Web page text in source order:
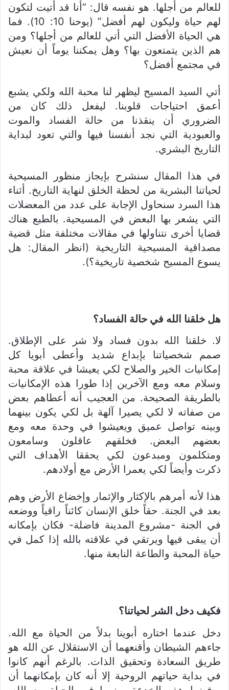
للعالم من أجلها. هو نفسه قال: “أنا قد أتيت لتكون
لهم حياة وليكون لهم أفضل” (يوحنا 10: 10). فما
هي الحياة الأفضل التي أتي للعالم من أجلها؟ ومن
هم الذين يتمتعون بها؟ وهل يمكننا يوماً أن نعيش
في مجتمع أفضل؟
أتي السيد المسيح ليظهر لنا محبة الله ولكي يشبع
أعمق احتياجات قلوبنا. ليفعل ذلك كان من
الضروري أن ينقذنا من حالة الفساد والموت
والعبودية التي نجد أنفسنا فيها والتي تعود لبداية
التاريخ البشري.
في هذا المقال سنشرح بإيجاز منظور المسيحية
لحياتنا البشرية من لحظة الخلق لنهاية التاريخ. أثناء
هذا السرد سنحاول الإجابة على عدد من المعضلات
التي يشعر بها البعض في المسيحية. بالطبع هناك
قضايا أخرى نتناولها في مقالات مختلفة مثل قضية
مصداقية المسيحية التاريخية (انظر المقال: هل
يسوع المسيح شخصية تاريخية؟).
هل خلقنا الله في حالة الفساد؟
لا. خلقنا الله بدون فساد ولا شر على الإطلاق.
صمم شخصياتنا بإبداع شديد وأعطى أبويا كل
إمكانيات الخير والصلاح لكي يعيشا في علاقة محبة
وسلام معه ومع الآخرين إذا طورا هذه الإمكانيات
بالطريقة الصحيحة. من العجيب أنه أعطاهم بعض
من صفاته لا لكي يصيرا آلهة بل لكي يكون بينهما
وبينه تواصل عميق ويعيشوا في وحدة معه ومع
بعضهم البعض. فخلقهم عاقلون وسامعون
ومتكلمون ومبدعون لكي يحققا الأهداف التي
ذكرت وأيضاً لكي يعمرا الأرض مع أولادهم.
هذا لأنه أمرهم بالإكثار والإثمار وإخضاع الأرض وهم
بعد في الجنة. حقاً خلق الإنسان كائناً راقياً ووضعه
في الجنة -مشروع المدينة فاضلة- فكان بإمكانه
أن يبقى فيها ويرتقي في علاقته بالله إذا كمل في
حياة المحبة والطاعة النابعة منها.
فكيف دخل الشر لحياتنا؟
دخل عندما اختاره أبوينا بدلاً من الحياة مع الله.
جاءهم الشيطان وأقنعهما أن الاستقلال عن الله هو
طريق السعادة وتحقيق الذات. بالرغم أنهم كانوا
في بداية حياتهم الروحية إلا أنه كان بإمكانهما أن